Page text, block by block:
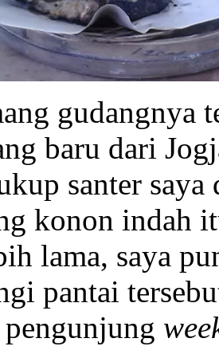
gudangnya
baru dari
santer saya
konon indah
lama, saya
pantai